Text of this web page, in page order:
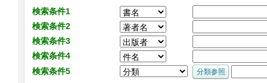
検索条件1
検索条件2
検索条件3
検索条件4
検索条件5